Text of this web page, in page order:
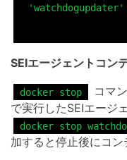
SEIエージェントコン
docker stop
コマ
で実行したSEIエージ
docker stop
加すると停止後にコン